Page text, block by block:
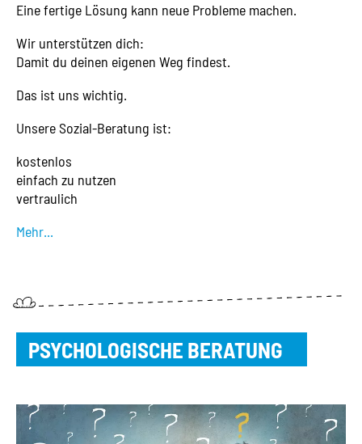
Eine fertige Lösung kann neue Probleme machen.
Wir unterstützen dich:
Damit du deinen eigenen Weg findest.
Das ist uns wichtig.
Unsere Sozial-Beratung ist:
kostenlos
einfach zu nutzen
vertraulich
Mehr...
PSYCHOLOGISCHE BERATUNG